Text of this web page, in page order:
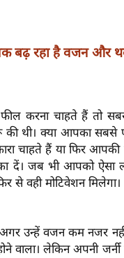
रहा है वजन और
करना चाहते हैं तो
थी। क्या आपका सबसे
चाहते हैं या फिर आपकी
दें। जब भी आपको ऐसा
से वही मोटिवेशन मिलेगा।
उन्हें वजन कम नजर नहीं
वाला। लेकिन अपनी